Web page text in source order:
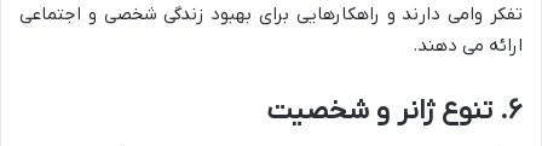
تفکر وامی دارند و راهکارهایی برای بهبود زندگی شخصی و اجتماعی
ارائه می دهند.
۶. تنوع ژانر و شخصیت